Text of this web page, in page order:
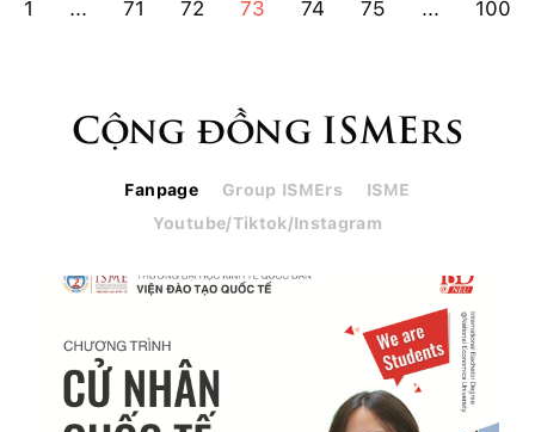
1
... 71 72 73 74 75 ... 100
Cộng đồng ISMErs
Fanpage Group ISMErs
ISME
Youtube/Tiktok/Instagram